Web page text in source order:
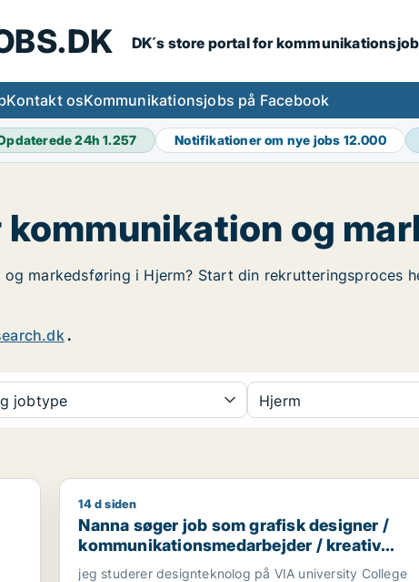
DK´s store portal for
Kontakt osKommunikationsjobs på Facebook
24h1.257 Notifikationer om nye jobs 12.000
og
markedsføring i Hjerm? Start din rekrutteringsproces
.
jobtype Hjerm
Nanna søger job som grafisk designer /
14 d siden
Nanna søger job som grafisk designer /
kommunikationsmedarbejder / kreativ
medarbejder
jeg studerer designteknolog på VIA university College